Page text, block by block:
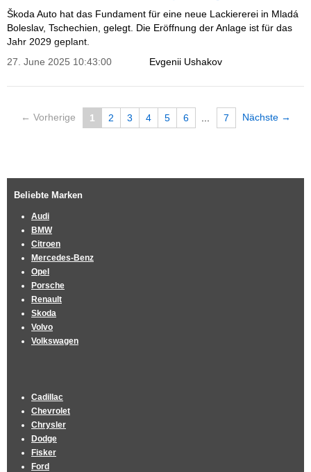
Škoda Auto hat das Fundament für eine neue Lackiererei in Mladá
Boleslav, Tschechien, gelegt. Die Eröffnung der Anlage ist für das
Jahr 2029 geplant.
Evgenii Ushakov
27. June 2025 10:43:00
← Vorherige 1 2 3 4 5 6 7 Nächste →
Beliebte Marken
Audi
BMW
Citroen
Mercedes-Benz
Opel
Porsche
Renault
Skoda
Volvo
Volkswagen
Cadillac
Chevrolet
Chrysler
Dodge
Fisker
Ford